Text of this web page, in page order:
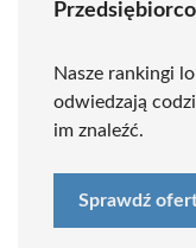
Nasze rankingi
odwiedzają
im znaleźć.
Sprawdź